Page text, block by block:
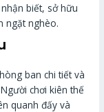
biết, sở hữu
ngặt nghèo.
ban chi tiết và
chơi kiên thế
quanh đấy và